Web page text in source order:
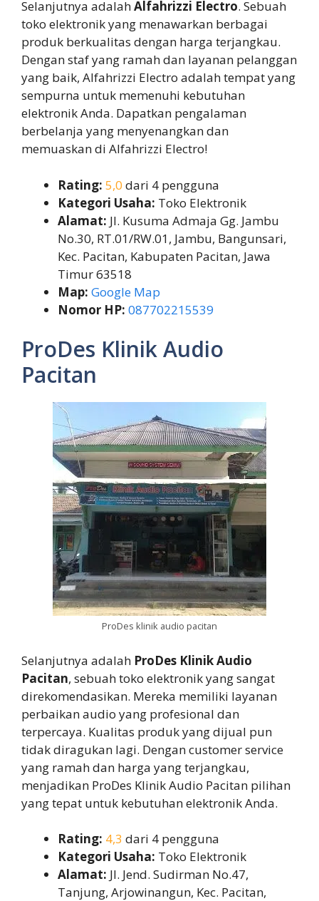
Selanjutnya adalahAlfahrizzi Electro. Sebuah
toko elektronik yang menawarkan berbagai
produk berkualitas dengan harga terjangkau.
Dengan staf yang ramah dan layanan pelanggan
yang baik, Alfahrizzi Electro adalah tempat yang
sempurna untuk memenuhi kebutuhan
elektronik Anda. Dapatkan pengalaman
berbelanja yang menyenangkan dan
memuaskan di Alfahrizzi Electro!
Rating: 5,0 dari 4 pengguna
Kategori Usaha: Toko Elektronik
Alamat: Jl. Kusuma Admaja Gg. Jambu
No.30, RT.01/RW.01, Jambu, Bangunsari,
Kec. Pacitan, Kabupaten Pacitan, Jawa
Timur 63518
Map: Google Map
Nomor HP: 087702215539
ProDes Klinik Audio
Pacitan
ProDes klinik audio pacitan
Selanjutnya adalah ProDes Klinik Audio
Pacitan, sebuah toko elektronik yang sangat
direkomendasikan. Mereka memiliki layanan
perbaikan audio yang profesional dan
terpercaya. Kualitas produk yang dijual pun
tidak diragukan lagi. Dengan customer service
yang ramah dan harga yang terjangkau,
menjadikan ProDes Klinik Audio Pacitan pilihan
yang tepat untuk kebutuhan elektronik Anda.
Rating: 4,3 dari 4 pengguna
Kategori Usaha: Toko Elektronik
Alamat: Jl. Jend. Sudirman No.47,
Tanjung, Arjowinangun, Kec. Pacitan,